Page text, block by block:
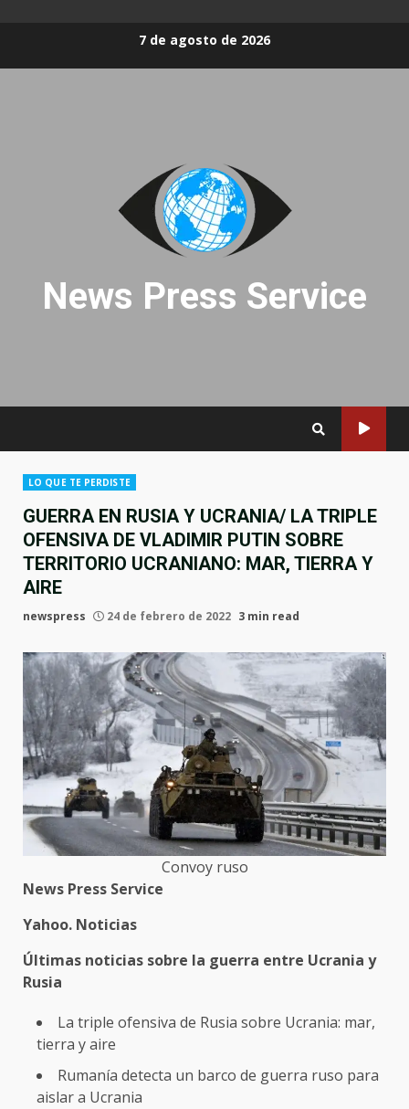
7 de agosto de 2026
News Press Service
LO QUE TE PERDISTE
GUERRA EN RUSIA Y UCRANIA/ LA TRIPLE
OFENSIVA DE VLADIMIR PUTIN SOBRE
TERRITORIO UCRANIANO: MAR, TIERRA Y
AIRE
newspress 24 de febrero de 2022 3 min read
Convoy ruso
News Press Service
Yahoo. Noticias
Últimas noticias sobre la guerra entre Ucrania y
Rusia
La triple ofensiva de Rusia sobre Ucrania: mar,
tierra y aire
Rumanía detecta un barco de guerra ruso para
aislar a Ucrania